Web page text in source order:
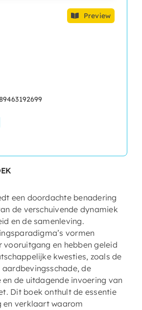
Preview
een doordachte benadering
de verschuivende dynamiek
en de samenleving.
vormen
vooruitgang en hebben geleid
kwesties, zoals de
de
de uitdagende invoering van
Dit boek onthult de essentie
en verklaart waarom